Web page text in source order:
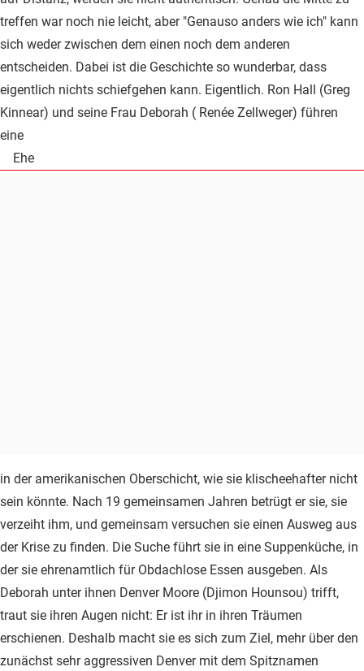
treffen war noch nie leicht, aber "Genauso anders wie ich" kann
sich weder zwischen dem einen noch dem anderen
entscheiden. Dabei ist die Geschichte so wunderbar, dass
eigentlich nichts schiefgehen kann. Eigentlich. Ron Hall (Greg
Kinnear) und seine Frau Deborah ( Renée Zellweger) führen
eine
Ehe
in der amerikanischen Oberschicht, wie sie klischeehafter nicht
sein könnte. Nach 19 gemeinsamen Jahren betrügt er sie, sie
verzeiht ihm, und gemeinsam versuchen sie einen Ausweg aus
der Krise zu finden. Die Suche führt sie in eine Suppenküche, in
der sie ehrenamtlich für Obdachlose Essen ausgeben. Als
Deborah unter ihnen Denver Moore (Djimon Hounsou) trifft,
traut sie ihren Augen nicht: Er ist ihr in ihren Träumen
erschienen. Deshalb macht sie es sich zum Ziel, mehr über den
zunächst sehr aggressiven Denver mit dem Spitznamen